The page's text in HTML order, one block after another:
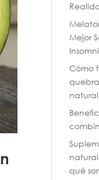
Mejor
Cómo
qué